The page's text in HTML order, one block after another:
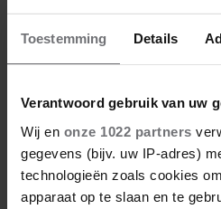
Toestemming Details
Verantwoord gebruik van uw
Wij en onze 1022 partners
gegevens (bijv. uw IP-adres)
technologieën zoals cookies
apparaat op te slaan en te
23 maart 2025